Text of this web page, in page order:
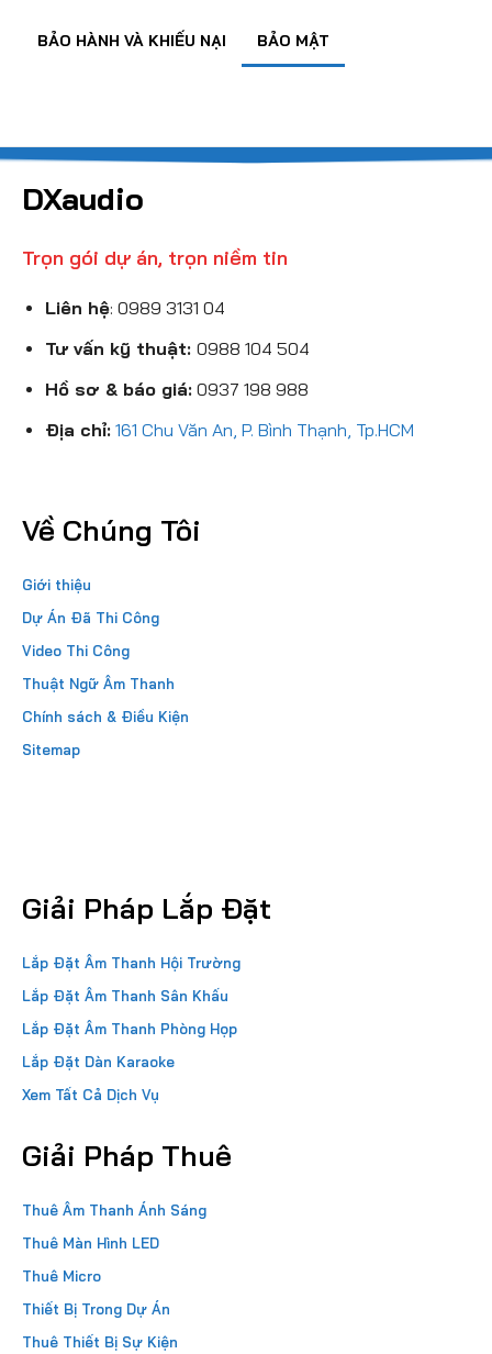
BẢO HÀNH VÀ KHIẾU NẠI BẢO MẬT
DXaudio
Trọn gói dự án, trọn niềm tin
Liên hệ: 0989 3131 04
Tư vấn kỹ thuật: 0988 104 504
Hồ sơ & báo giá: 0937 198 988
Địa chỉ: 161 Chu Văn An, P. Bình Thạnh, Tp.HCM
Về Chúng Tôi
Giới thiệu
Dự Án Đã Thi Công
Video Thi Công
Thuật Ngữ Âm Thanh
Chính sách & Điều Kiện
Sitemap
Giải Pháp Lắp Đặt
Lắp Đặt Âm Thanh Hội Trường
Lắp Đặt Âm Thanh Sân Khấu
Lắp Đặt Âm Thanh Phòng Họp
Lắp Đặt Dàn Karaoke
Xem Tất Cả Dịch Vụ
Giải Pháp Thuê
Thuê Âm Thanh Ánh Sáng
Thuê Màn Hình LED
Thuê Micro
Thiết Bị Trong Dự Án
Thuê Thiết Bị Sự Kiện